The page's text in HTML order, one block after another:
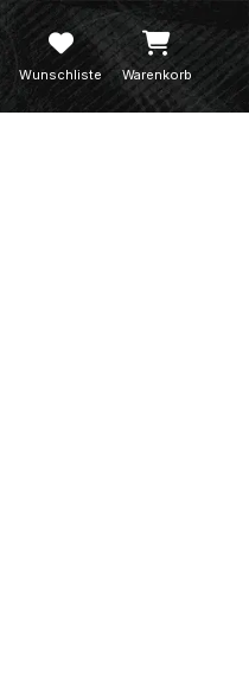
Wunschliste Warenkorb